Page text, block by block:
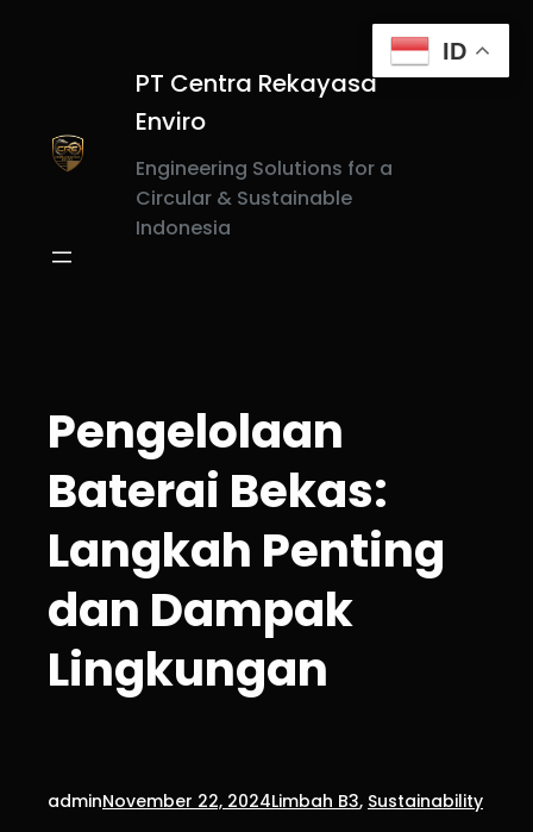
PT Centra Rekayasa
Enviro
Engineering Solutions for a
Circular & Sustainable
Indonesia
Pengelolaan
Baterai Bekas:
Langkah Penting
dan Dampak
Lingkungan
adminNovember 22, 2024Limbah B3, Sustainability
ID